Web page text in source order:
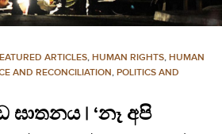
ARTICLES, HUMAN RIGHTS, HUMAN
AND RECONCILIATION, POLITICS AND
ඝාතනය | ‘නෑ අපි